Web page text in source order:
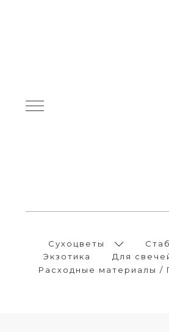
Сухоцветы
Экзотика
Для
Расходные материалы /